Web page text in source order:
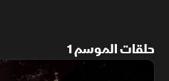
حلقات الموسم 1